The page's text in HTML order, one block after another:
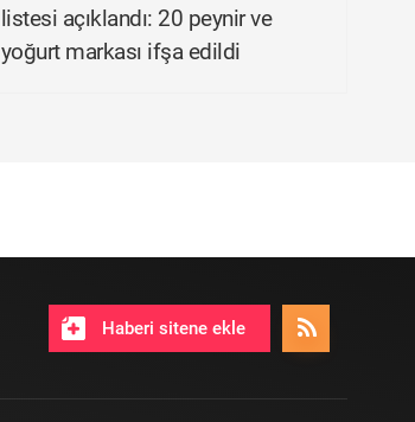
listesi açıklandı: 20 peynir ve
yoğurt markası ifşa edildi
Haberi sitene ekle